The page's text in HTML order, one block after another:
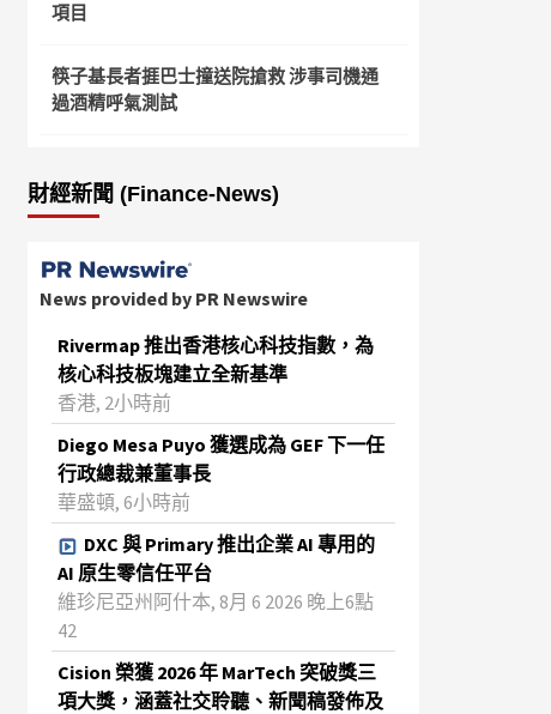
項目
筷子基長者捱巴士撞送院搶救 涉事司機通
過酒精呼氣測試
財經新聞 (Finance-News)
News provided by PR Newswire
Rivermap 推出香港核心科技指數，為
核心科技板塊建立全新基準
香港, 2小時前
Diego Mesa Puyo 獲選成為 GEF 下一任
行政總裁兼董事長
華盛頓, 6小時前
DXC 與 Primary 推出企業 AI 專用的
AI 原生零信任平台
維珍尼亞州阿什本, 8月 6 2026 晚上6點
42
Cision 榮獲 2026 年 MarTech 突破獎三
項大獎，涵蓋社交聆聽、新聞稿發佈及